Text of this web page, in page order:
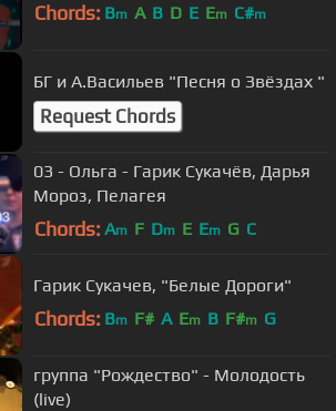
Chords: Bm A B D E Em C#m
БГ и А.Васильев "Песня о Звёздах "
Request Chords
03 - Ольга - Гарик Сукачёв, Дарья
Мороз, Пелагея
Chords: Am F Dm E Em G C
Гарик Сукачев, "Белые Дороги"
Chords: Bm F# A Em B F#m G
группа "Рождество" - Молодость
(live)